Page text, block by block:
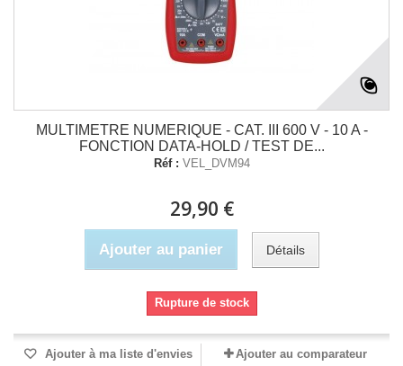
MULTIMETRE NUMERIQUE - CAT. III 600 V - 10 A -
FONCTION DATA-HOLD / TEST DE...
Réf : VEL_DVM94
29,90 €
Ajouter au panier Détails
Rupture de stock
Ajouter à ma liste d'envies Ajouter au comparateur